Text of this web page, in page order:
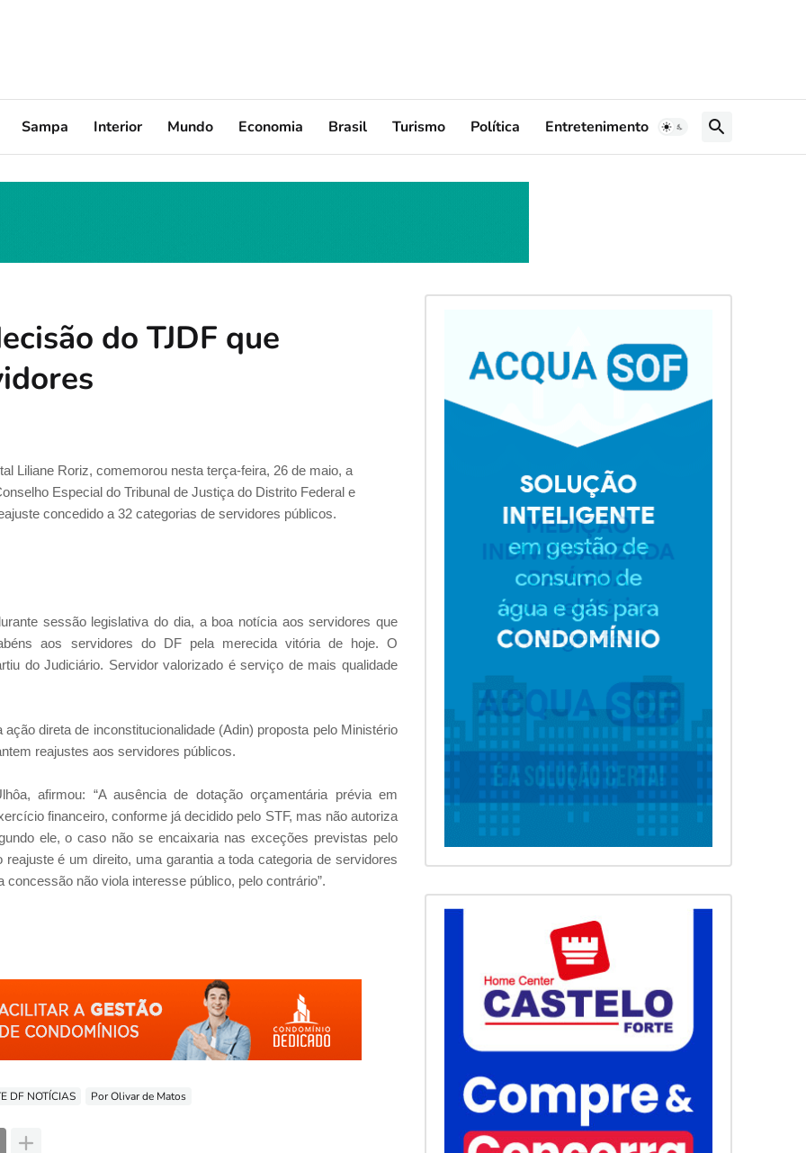
Sampa Interior Mundo Economia Brasil Turismo Política Entretenimento
do TJDF que
Liliane Roriz, comemorou nesta terça-feira, 26 de maio, a
Especial do Tribunal de Justiça do Distrito Federal e
concedido a 32 categorias de servidores públicos.
sessão legislativa do dia, a boa notícia aos servidores que
aos servidores do DF pela merecida vitória de hoje. O
do Judiciário. Servidor valorizado é serviço de mais qualidade
direta de inconstitucionalidade (Adin) proposta pelo Ministério
reajustes aos servidores públicos.
afirmou: “A ausência de dotação orçamentária prévia em
financeiro, conforme já decidido pelo STF, mas não autoriza
ele, o caso não se encaixaria nas exceções previstas pelo
é um direito, uma garantia a toda categoria de servidores
não viola interesse público, pelo contrário”.
DF NOTÍCIAS Por Olivar de Matos